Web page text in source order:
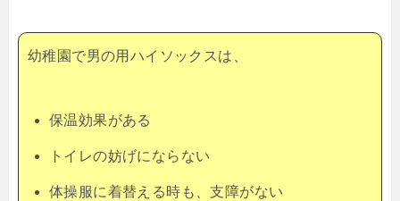
幼稚園で男の用ハイソックスは、
保温効果がある
トイレの妨げにならない
体操服に着替える時も、支障がない